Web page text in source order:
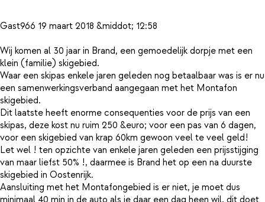
Gast966 19 maart 2018 &middot; 12:58
Wij komen al 30 jaar in Brand, een gemoedelijk dorpje met een
klein (familie) skigebied.
Waar een skipas enkele jaren geleden nog betaalbaar was is er nu
een samenwerkingsverband aangegaan met het Montafon
skigebied.
Dit laatste heeft enorme consequenties voor de prijs van een
skipas, deze kost nu ruim 250 &euro; voor een pas van 6 dagen,
voor een skigebied van krap 60km gewoon veel te veel geld!
Let wel ! ten opzichte van enkele jaren geleden een prijsstijging
van maar liefst 50% !, daarmee is Brand het op een na duurste
skigebied in Oostenrijk.
Aansluiting met het Montafongebied is er niet, je moet dus